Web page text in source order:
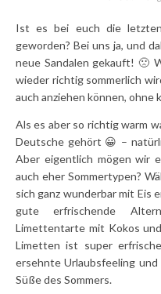
Ist es bei euch die letzten Tage auch wieder etwas kälter
geworden? Bei uns ja, und
neue Sandalen gekauft! 🙁
wieder richtig sommerlich
auch anziehen können, ohne
Als es aber so richtig warm
Deutsche gehört 😀 –
Aber eigentlich mögen wir
auch eher Sommertypen?
sich ganz wunderbar mit Eis
gute erfrischende
Limettentarte mit Kokos
Limetten ist super
ersehnte Urlaubsfeeling
Süße des Sommers.